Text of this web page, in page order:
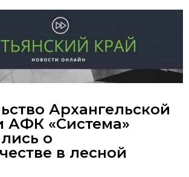
Архангельской
АФК «Система»
о
в лесной